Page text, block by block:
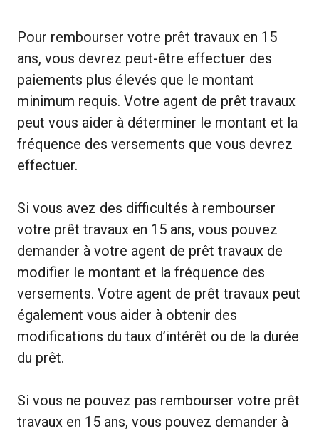
Pour rembourser votre prêt travaux en 15
ans, vous devrez peut-être effectuer des
paiements plus élevés que le montant
minimum requis. Votre agent de prêt travaux
peut vous aider à déterminer le montant et la
fréquence des versements que vous devrez
effectuer.
Si vous avez des difficultés à rembourser
votre prêt travaux en 15 ans, vous pouvez
demander à votre agent de prêt travaux de
modifier le montant et la fréquence des
versements. Votre agent de prêt travaux peut
également vous aider à obtenir des
modifications du taux d’intérêt ou de la durée
du prêt.
Si vous ne pouvez pas rembourser votre prêt
travaux en 15 ans, vous pouvez demander à